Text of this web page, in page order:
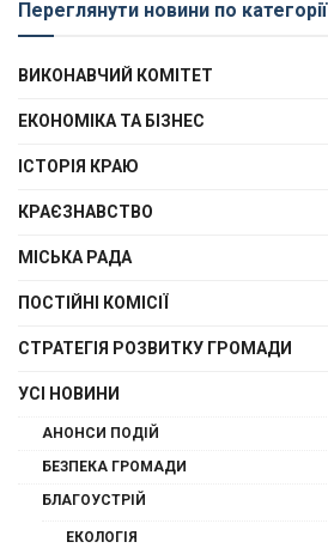
Переглянути новини по категорії
ВИКОНАВЧИЙ КОМІТЕТ
ЕКОНОМІКА ТА БІЗНЕС
ІСТОРІЯ КРАЮ
КРАЄЗНАВСТВО
МІСЬКА РАДА
ПОСТІЙНІ КОМІСІЇ
СТРАТЕГІЯ РОЗВИТКУ ГРОМАДИ
УСІ НОВИНИ
АНОНСИ ПОДІЙ
БЕЗПЕКА ГРОМАДИ
БЛАГОУСТРІЙ
ЕКОЛОГІЯ